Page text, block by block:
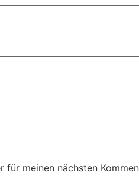
für meinen nächsten